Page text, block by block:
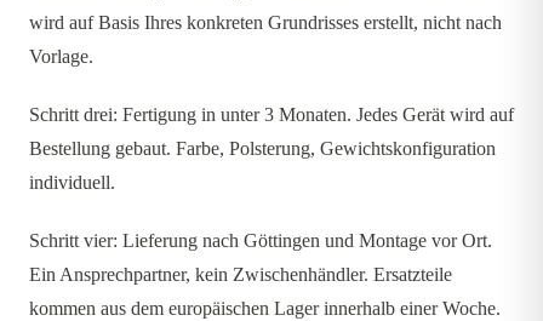
wird auf Basis Ihres konkreten Grundrisses erstellt, nicht nach
Vorlage.
Schritt drei: Fertigung in unter 3 Monaten. Jedes Gerät wird auf
Bestellung gebaut. Farbe, Polsterung, Gewichtskonfiguration
individuell.
Schritt vier: Lieferung nach Göttingen und Montage vor Ort.
Ein Ansprechpartner, kein Zwischenhändler. Ersatzteile
kommen aus dem europäischen Lager innerhalb einer Woche.